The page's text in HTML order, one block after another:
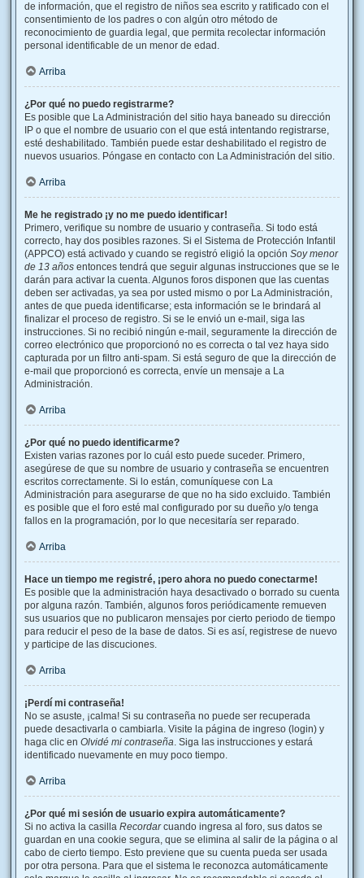
de información, que el registro de niños sea escrito y ratificado con el
consentimiento de los padres o con algún otro método de
reconocimiento de guardia legal, que permita recolectar información
personal identificable de un menor de edad.
Arriba
¿Por qué no puedo registrarme?
Es posible que La Administración del sitio haya baneado su dirección
IP o que el nombre de usuario con el que está intentando registrarse,
esté deshabilitado. También puede estar deshabilitado el registro de
nuevos usuarios. Póngase en contacto con La Administración del sitio.
Arriba
Me he registrado ¡y no me puedo identificar!
Primero, verifique su nombre de usuario y contraseña. Si todo está
correcto, hay dos posibles razones. Si el Sistema de Protección Infantil
(APPCO) está activado y cuando se registró eligió la opción Soy menor
de 13 años entonces tendrá que seguir algunas instrucciones que se le
darán para activar la cuenta. Algunos foros disponen que las cuentas
deben ser activadas, ya sea por usted mismo o por La Administración,
antes de que pueda identificarse; esta información se le brindará al
finalizar el proceso de registro. Si se le envió un e-mail, siga las
instrucciones. Si no recibió ningún e-mail, seguramente la dirección de
correo electrónico que proporcionó no es correcta o tal vez haya sido
capturada por un filtro anti-spam. Si está seguro de que la dirección de
e-mail que proporcionó es correcta, envíe un mensaje a La
Administración.
Arriba
¿Por qué no puedo identificarme?
Existen varias razones por lo cuál esto puede suceder. Primero,
asegúrese de que su nombre de usuario y contraseña se encuentren
escritos correctamente. Si lo están, comuníquese con La
Administración para asegurarse de que no ha sido excluido. También
es posible que el foro esté mal configurado por su dueño y/o tenga
fallos en la programación, por lo que necesitaría ser reparado.
Arriba
Hace un tiempo me registré, ¡pero ahora no puedo conectarme!
Es posible que la administración haya desactivado o borrado su cuenta
por alguna razón. También, algunos foros periódicamente remueven
sus usuarios que no publicaron mensajes por cierto periodo de tiempo
para reducir el peso de la base de datos. Si es así, registrese de nuevo
y participe de las discuciones.
Arriba
¡Perdí mi contraseña!
No se asuste, ¡calma! Si su contraseña no puede ser recuperada
puede desactivarla o cambiarla. Visite la página de ingreso (login) y
haga clic en Olvidé mi contraseña. Siga las instrucciones y estará
identificado nuevamente en muy poco tiempo.
Arriba
¿Por qué mi sesión de usuario expira automáticamente?
Si no activa la casilla Recordarcuando ingresa al foro, sus datos se
guardan en una cookie segura, que se elimina al salir de la página o al
cabo de cierto tiempo. Esto previene que su cuenta pueda ser usada
por otra persona. Para que el sistema le reconozca automáticamente